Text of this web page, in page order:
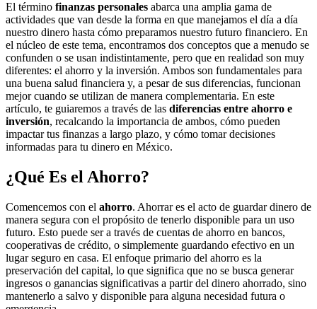
El término finanzas personales abarca una amplia gama de
actividades que van desde la forma en que manejamos el día a día
nuestro dinero hasta cómo preparamos nuestro futuro financiero. En
el núcleo de este tema, encontramos dos conceptos que a menudo se
confunden o se usan indistintamente, pero que en realidad son muy
diferentes: el ahorro y la inversión. Ambos son fundamentales para
una buena salud financiera y, a pesar de sus diferencias, funcionan
mejor cuando se utilizan de manera complementaria. En este
artículo, te guiaremos a través de las diferencias entre ahorro e
inversión, recalcando la importancia de ambos, cómo pueden
impactar tus finanzas a largo plazo, y cómo tomar decisiones
informadas para tu dinero en México.
¿Qué Es el Ahorro?
Comencemos con el ahorro. Ahorrar es el acto de guardar dinero de
manera segura con el propósito de tenerlo disponible para un uso
futuro. Esto puede ser a través de cuentas de ahorro en bancos,
cooperativas de crédito, o simplemente guardando efectivo en un
lugar seguro en casa. El enfoque primario del ahorro es la
preservación del capital, lo que significa que no se busca generar
ingresos o ganancias significativas a partir del dinero ahorrado, sino
mantenerlo a salvo y disponible para alguna necesidad futura o